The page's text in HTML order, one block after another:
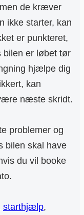
de kræver
ikke starter, kan
er punkteret,
bilen er løbet tør
hjælpe dig
kan
næste skridt.
problemer og
bilen skal have
du vil booke
starthjælp,